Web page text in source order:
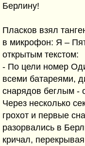
Берлину!
Пласков взял
в микрофон: Я –
открытым текстом:
- По цели номер
всеми батареями,
снарядов беглым -
Через несколько
грохот и первые
разорвались в
кричал,